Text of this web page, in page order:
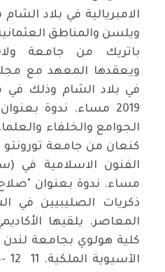
ويلسن والمناطق
باتريك من جامعة
ويعقدها المعهد مع
2019 مساء. ندوة
الجوامع والخلفاء
كنعان من جامعة تورونتو
مساء. ندوة بعنوان "صلاح
ذكريات الصليبيين في
المعاصر. يلقيها
كلية هولوي بجامعة